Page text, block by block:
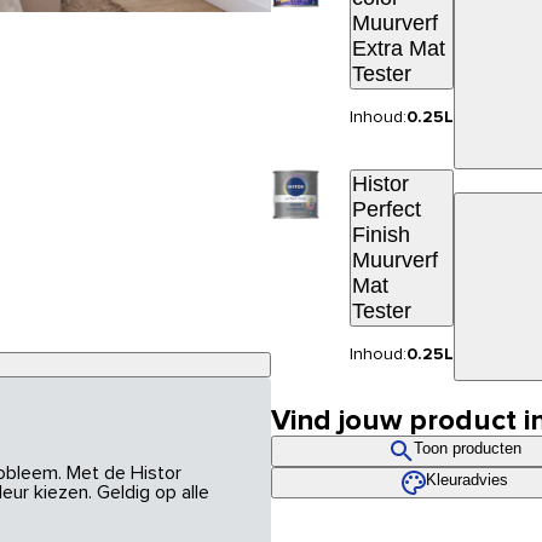
Met de Histor
kiezen. Geldig op alle
Muurverf
Extra Mat
Tester
Inhoud:0.25L
Histor
Perfect
Finish
Muurverf
Mat
Tester
Inhoud:0.25L
Vind jouw product
Toon producten
Kleuradvies